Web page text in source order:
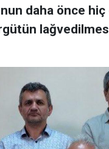
daha önce